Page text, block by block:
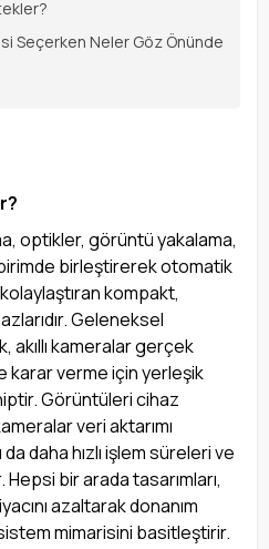
Seçerken Neler Göz Önünde
optikler, görüntü yakalama,
birleştirerek otomatik
kompakt,
Geleneksel
akıllı kameralar gerçek
karar verme için yerleşik
Görüntüleri cihaz
veri aktarımı
daha hızlı işlem süreleri ve
bir arada tasarımları,
azaltarak donanım
mimarisini basitleştirir.